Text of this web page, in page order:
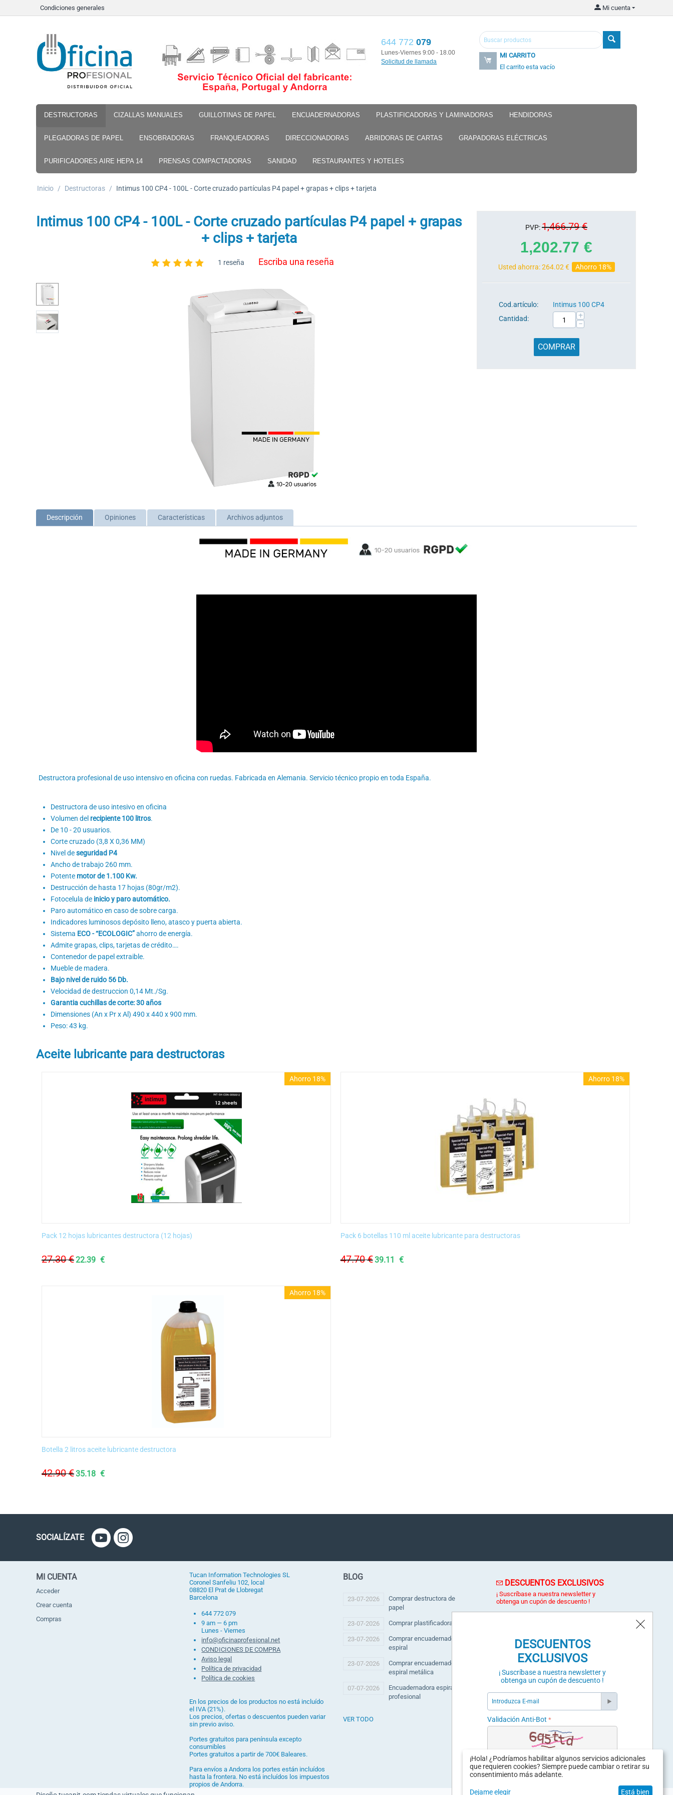
Condiciones generales Mi cuenta
644 772 079
Lunes-Viernes 9:00 - 18.00
Solicitud de llamada
MI CARRITO
El carrito esta vacío
DESTRUCTORAS CIZALLAS MANUALES GUILLOTINAS DE PAPEL ENCUADERNADORAS PLASTIFICADORAS Y LAMINADORAS HENDIDORAS
PLEGADORAS DE PAPEL ENSOBRADORAS FRANQUEADORAS DIRECCIONADORAS ABRIDORAS DE CARTAS GRAPADORAS ELÉCTRICAS
PURIFICADORES AIRE HEPA 14 PRENSAS COMPACTADORAS SANIDAD RESTAURANTES Y HOTELES
Inicio / Destructoras / Intimus 100 CP4 - 100L - Corte cruzado partículas P4 papel + grapas + clips + tarjeta
Intimus 100 CP4 - 100L - Corte cruzado partículas P4 papel + grapas
+ clips + tarjeta
1 reseña Escriba una reseña
PVP:1,466.79 €
1,202.77 €
Usted ahorra:264.02 € Ahorro 18%
Cod.artículo:
Intimus 100 CP4
Cantidad:
+
−
COMPRAR
Descripción Opiniones Características Archivos adjuntos
Destructora profesional de uso intensivo en oficina con ruedas. Fabricada en Alemania. Servicio técnico propio en toda España.
Destructora de uso intesivo en oficina
Volumen del recipiente 100 litros.
De 10 - 20 usuarios.
Corte cruzado (3,8 X 0,36 MM)
Nivel deseguridad P4
Ancho de trabajo 260 mm.
Potente motor de 1.100 Kw.
Destrucción de hasta 17 hojas (80gr/m2).
Fotocelula de inicio y paro automático.
Paro automático en caso de sobre carga.
Indicadores luminosos depósito lleno, atasco y puerta abierta.
Sistema ECO - “ECOLOGIC”ahorro de energía.
Admite grapas, clips, tarjetas de crédito….
Contenedor de papel extraible.
Mueble de madera.
Bajo nivel de ruido 56 Db.
Velocidad de destruccion 0,14 Mt./Sg.
Garantia cuchillas de corte: 30 años
Dimensiones (An x Pr x Al) 490 x 440 x 900 mm.
Peso: 43 kg.
Aceite lubricante para destructoras
Ahorro 18%
Pack 12 hojas lubricantes destructora (12 hojas)
27.30 €22.39 €
Ahorro 18%
Pack 6 botellas 110 ml aceite lubricante para destructoras
47.70 €39.11 €
Ahorro 18%
Botella 2 litros aceite lubricante destructora
42.90 €35.18 €
SOCIALÍZATE
MI CUENTA
Acceder
Crear cuenta
Compras
Tucan Information Technologies SL
Coronel Sanfeliu 102, local
08820 El Prat de Llobregat
Barcelona
644 772 079
9 am — 6 pm
Lunes - Viernes
info@oficinaprofesional.net
CONDICIONES DE COMPRA
Aviso legal
Política de privacidad
Política de cookies
En los precios de los productos no está incluído
el IVA (21%).
Los precios, ofertas o descuentos pueden variar
sin previo aviso.
Portes gratuitos para península excepto
consumibles
Portes gratuitos a partir de 700€ Baleares.
Para envíos a Andorra los portes están incluídos
hasta la frontera. No está incluídos los impuestos
propios de Andorra.
BLOG
23-07-2026
Comprar destructora de
papel
23-07-2026 Comprar plastificadora
23-07-2026
Comprar encuadernadora
espiral
23-07-2026
Comprar encuadernadora
espiral metálica
07-07-2026
Encuadernadora espiral
profesional
VER TODO
DESCUENTOS EXCLUSIVOS
¡ Suscríbase a nuestra newsletter y
obtenga un cupón de descuento !
SUSCRÍBETE
Puede darse de baja en cualquier momento a
través del enlace de la newsletter
DESCUENTOS
EXCLUSIVOS
¡ Suscríbase a nuestra newsletter y
obtenga un cupón de descuento !
Validación Anti-Bot
¡Hola! ¿Podríamos habilitar algunos servicios adicionales
que requieren cookies? Siempre puede cambiar o retirar su
consentimiento más adelante.
Dejame elegir Está bien